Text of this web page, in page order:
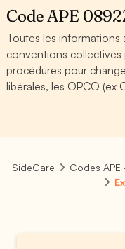
Code APE
Toutes les informations
conventions
procédures pour
libérales, les OPCO (ex
SideCare
Codes